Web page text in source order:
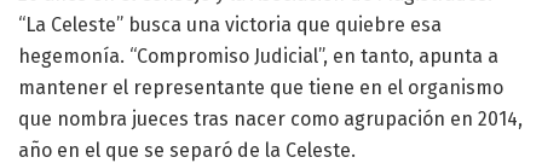
“La Celeste” busca una victoria que quiebre esa
hegemonía. “Compromiso Judicial”, en tanto, apunta a
mantener el representante que tiene en el organismo
que nombra jueces tras nacer como agrupación en 2014,
año en el que se separó de la Celeste.